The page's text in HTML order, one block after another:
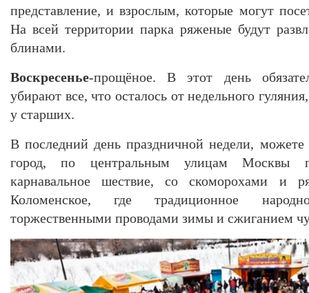
представление, и взрослым, которые могут
На всей территории парка ряженые будут
блинами.
Воскресенье-прощёное. В этот день
убирают все, что осталось от недельного
у старших.
В последний день праздничной недели, можете
город, по центральным улицам Москвы
карнавальное шествие, со скоморохами и
Коломенское, где традиционное
торжественными проводами зимы и сжиганием